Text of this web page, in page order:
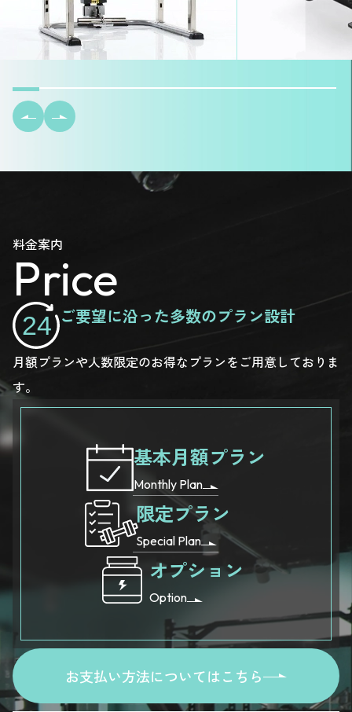
料金案内
Price
ご要望に沿った多数のプラン設計
月額プランや人数限定のお得なプランをご用意しておりま
す。
基本月額プラン
Monthly Plan
限定プラン
Special Plan
オプション
Option
お支払い方法についてはこちら